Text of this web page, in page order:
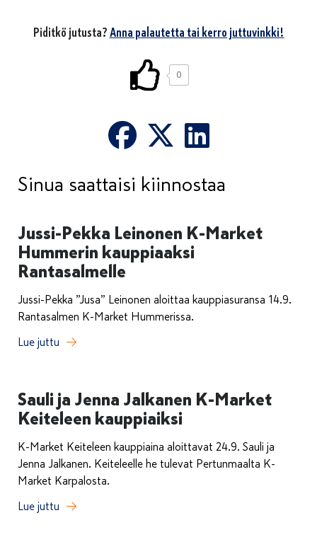
Piditkö jutusta?Anna palautetta tai kerro juttuvinkki!
0
Sinua saattaisi kiinnostaa
Jussi-Pekka Leinonen K-Market
Hummerin kauppiaaksi
Rantasalmelle
Jussi-Pekka ”Jusa” Leinonen aloittaa kauppiasuransa 14.9.
Rantasalmen K-Market Hummerissa.
Lue juttu
Sauli ja Jenna Jalkanen K-Market
Keiteleen kauppiaiksi
K-Market Keiteleen kauppiaina aloittavat 24.9. Sauli ja
Jenna Jalkanen. Keiteleelle he tulevat Pertunmaalta K-
Market Karpalosta.
Lue juttu